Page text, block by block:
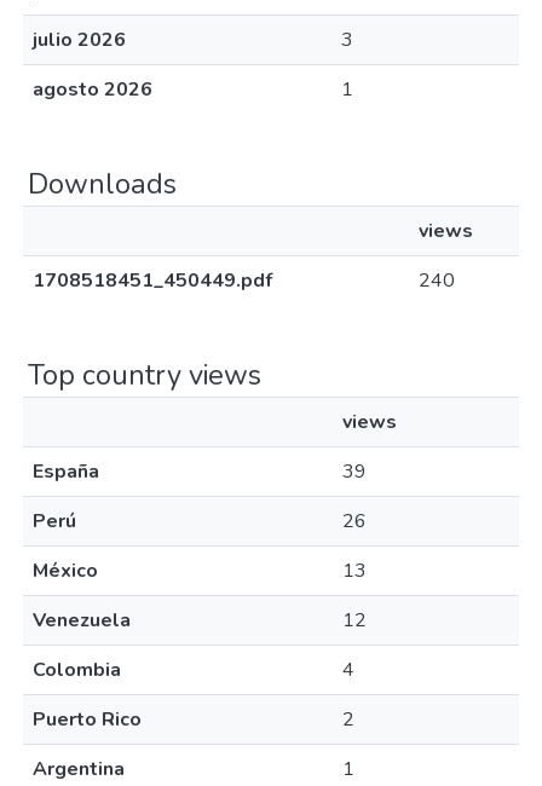
julio 2026
3
agosto 2026
1
Downloads
views
1708518451_450449.pdf
240
Top country views
views
España
39
Perú
26
México
13
Venezuela
12
Colombia
4
Puerto Rico
2
Argentina
1